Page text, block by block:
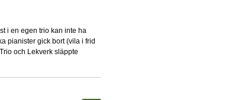
i en egen trio kan inte ha
pianister gick bort (vila i frid
och Lekverk släppte